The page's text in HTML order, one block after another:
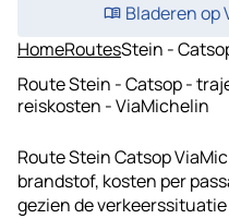
Bladeren op
HomeRoutesStein -
Route Stein - Catsop -
reiskosten - ViaMichelin
Route Stein Catsop
brandstof, kosten per
gezien de verkeerssituatie